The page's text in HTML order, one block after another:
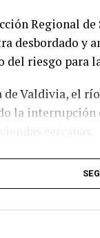
Regional
desbordado y
del riesgo para
de Valdivia, el
la
a regir este